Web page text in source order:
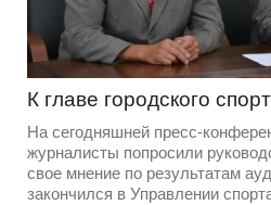
К главе городского
На сегодняшней пресс-
журналисты попросили
свое мнение по результатам
закончился в Управлении